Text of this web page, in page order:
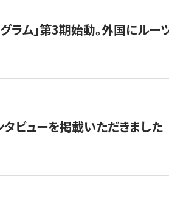
ラム」第3期始動。外国にル
ビューを掲載いただきました